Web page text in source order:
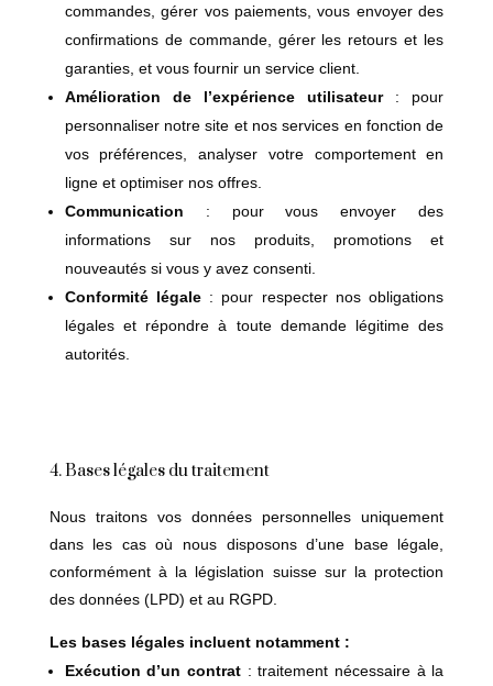
commandes, gérer vos paiements, vous envoyer des
confirmations de commande, gérer les retours et les
garanties, et vous fournir un service client.
Amélioration de l’expérience utilisateur: pour
personnaliser notre site et nos services en fonction de
vos préférences, analyser votre comportement en
ligne et optimiser nos offres.
Communication : pour vous envoyer des
informations sur nos produits, promotions et
nouveautés si vous y avez consenti.
Conformité légale : pour respecter nos obligations
légales et répondre à toute demande légitime des
autorités.
4. Bases légales du traitement
Nous traitons vos données personnelles uniquement
dans les cas où nous disposons d’une base légale,
conformément à la législation suisse sur la protection
des données (LPD) et au RGPD.
Les bases légales incluent notamment :
Exécution d’un contrat : traitement nécessaire à la